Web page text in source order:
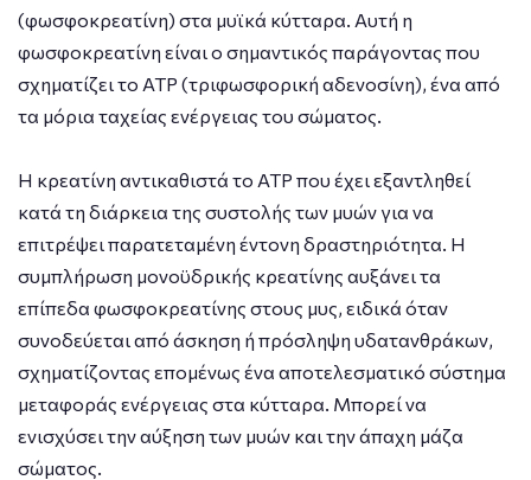
(φωσφοκρεατίνη) στα μυϊκά κύτταρα. Αυτή η
φωσφοκρεατίνη είναι ο σημαντικός παράγοντας που
σχηματίζει το ATP (τριφωσφορική αδενοσίνη), ένα από
τα μόρια ταχείας ενέργειας του σώματος.
Η κρεατίνη αντικαθιστά το ATP που έχει εξαντληθεί
κατά τη διάρκεια της συστολής των μυών για να
επιτρέψει παρατεταμένη έντονη δραστηριότητα. Η
συμπλήρωση μονοϋδρικής κρεατίνης αυξάνει τα
επίπεδα φωσφοκρεατίνης στους μυς, ειδικά όταν
συνοδεύεται από άσκηση ή πρόσληψη υδατανθράκων,
σχηματίζοντας επομένως ένα αποτελεσματικό σύστημα
μεταφοράς ενέργειας στα κύτταρα. Μπορεί να
ενισχύσει την αύξηση των μυών και την άπαχη μάζα
σώματος.